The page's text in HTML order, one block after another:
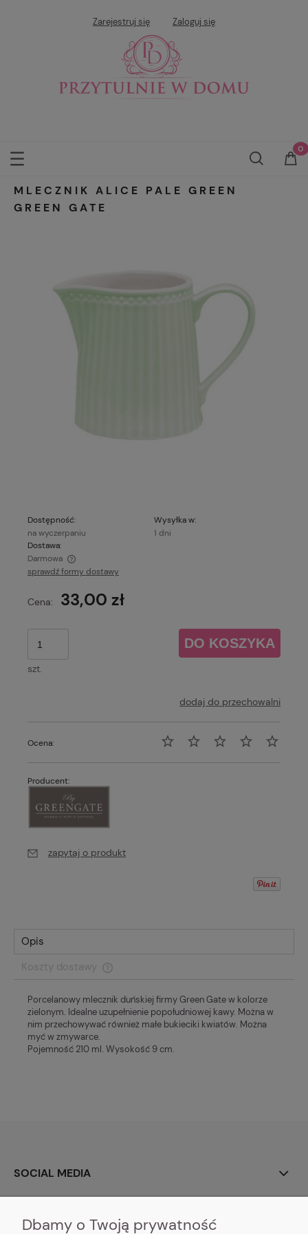
Zarejestruj się Zaloguj się
MLECZNIK ALICE PALE GREEN
GREEN GATE
Dostępność:
na wyczerpaniu
Wysyłka w:
1 dni
Dostawa:
Darmowa
Cena nie zawiera ewentualnych kosztów płatności
sprawdź formy dostawy
Cena: 33,00 zł
szt.
DO KOSZYKA
dodaj do przechowalni
Ocena:
Producent:
zapytaj o produkt
Opis
Koszty dostawy
Cena nie zawiera ewentualnych kosztów płatności
Porcelanowy mlecznik duńskiej firmy Green Gate w kolorze
zielonym. Idealne uzupełnienie popołudniowej kawy. Można w
nim przechowywać również małe bukieciki kwiatów. Można
myć w zmywarce.
Pojemność 210 ml. Wysokość 9 cm.
SOCIAL MEDIA
Dbamy o Twoją prywatność